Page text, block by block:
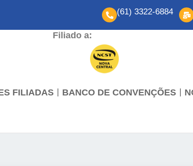
(61) 3322-6884
Filiado a:
FILIADAS BANCO DE CONVENÇÕES